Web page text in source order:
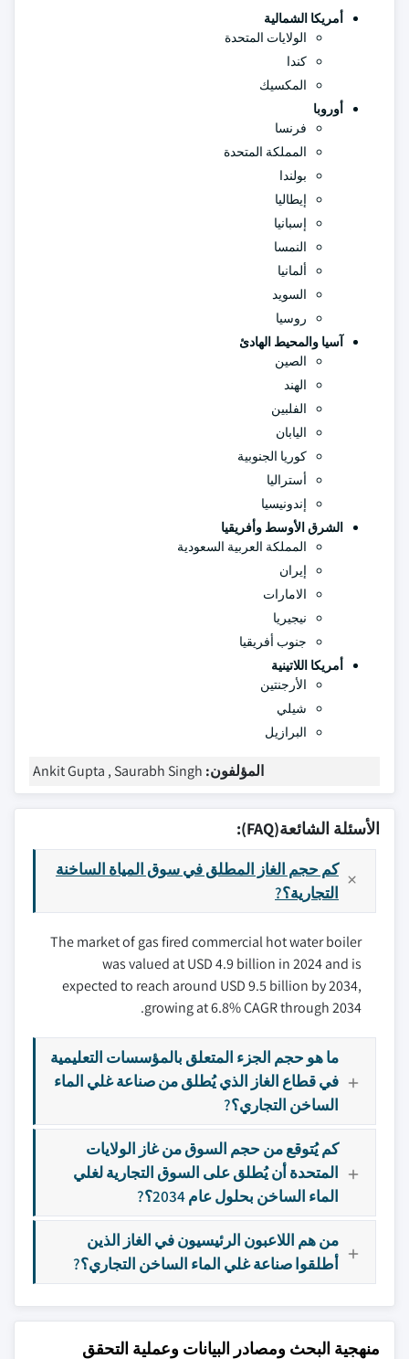
أمريكا الشمالية
الولايات المتحدة
كندا
المكسيك
أوروبا
فرنسا
المملكة المتحدة
بولندا
إيطاليا
إسبانيا
النمسا
ألمانيا
السويد
روسيا
آسيا والمحيط الهادئ
الصين
الهند
الفلبين
اليابان
كوريا الجنوبية
أستراليا
إندونيسيا
الشرق الأوسط وأفريقيا
المملكة العربية السعودية
إيران
الامارات
نيجيريا
جنوب أفريقيا
أمريكا اللاتينية
الأرجنتين
شيلي
البرازيل
المؤلفون: Ankit Gupta , Saurabh Singh
الأسئلة الشائعة(FAQ):
كم حجم الغاز المطلق في سوق المياة الساخنة
التجارية؟?
The market of gas fired commercial hot water boiler
was valued at USD 4.9 billion in 2024 and is
expected to reach around USD 9.5 billion by 2034,
growing at 6.8% CAGR through 2034.
ما هو حجم الجزء المتعلق بالمؤسسات التعليمية
في قطاع الغاز الذي يُطلق من صناعة غلي الماء
الساخن التجاري؟?
كم يُتوقع من حجم السوق من غاز الولايات
المتحدة أن يُطلق على السوق التجارية لغلي
الماء الساخن بحلول عام 2034؟?
من هم اللاعبون الرئيسيون في الغاز الذين
أطلقوا صناعة غلي الماء الساخن التجاري؟?
منهجية البحث ومصادر البيانات وعملية التحقق